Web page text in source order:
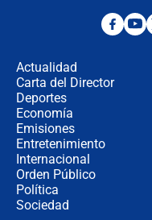
Actualidad
Carta del Director
Deportes
Economía
Emisiones
Entretenimiento
Internacional
Orden Público
Política
Sociedad